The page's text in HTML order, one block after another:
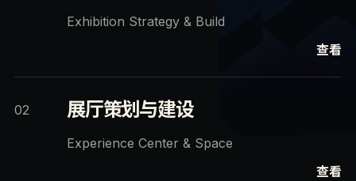
Exhibition Strategy & Build
查看
02 展厅策划与建设
Experience Center & Space
查看